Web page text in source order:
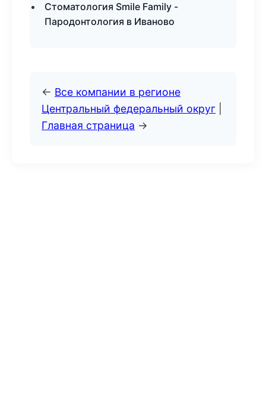
Стоматология Smile Family -
Пародонтология в Иваново
← Все компании в регионе
Центральный федеральный округ
Главная страница →